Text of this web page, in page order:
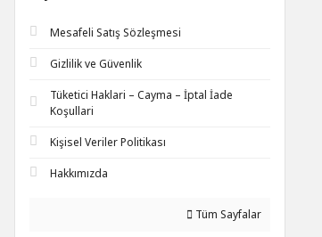
Mesafeli Satış Sözleşmesi
Gizlilik ve Güvenlik
Tüketici Haklari – Cayma – İptal İade
Koşullari
Kişisel Veriler Politikası
Hakkımızda
Tüm Sayfalar